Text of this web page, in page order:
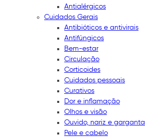
Antialérgicos
Cuidados Gerais
Antibióticos e antivirais
Antifúngicos
Bem-estar
Circulação
Corticoides
Cuidados pessoais
Curativos
Dor e inflamação
Olhos e visão
Ouvido, nariz e garganta
Pele e cabelo